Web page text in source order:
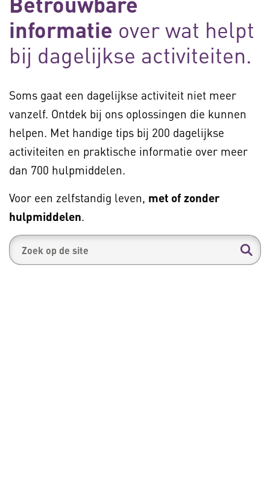
informatie over wat helpt
bij dagelijkse activiteiten.
Soms gaat een dagelijkse activiteit niet meer
vanzelf. Ontdek bij ons oplossingen die kunnen
helpen. Met handige tips bij 200 dagelijkse
activiteiten en praktische informatie over meer
dan 700 hulpmiddelen.
Voor een zelfstandig leven, met of zonder
hulpmiddelen.